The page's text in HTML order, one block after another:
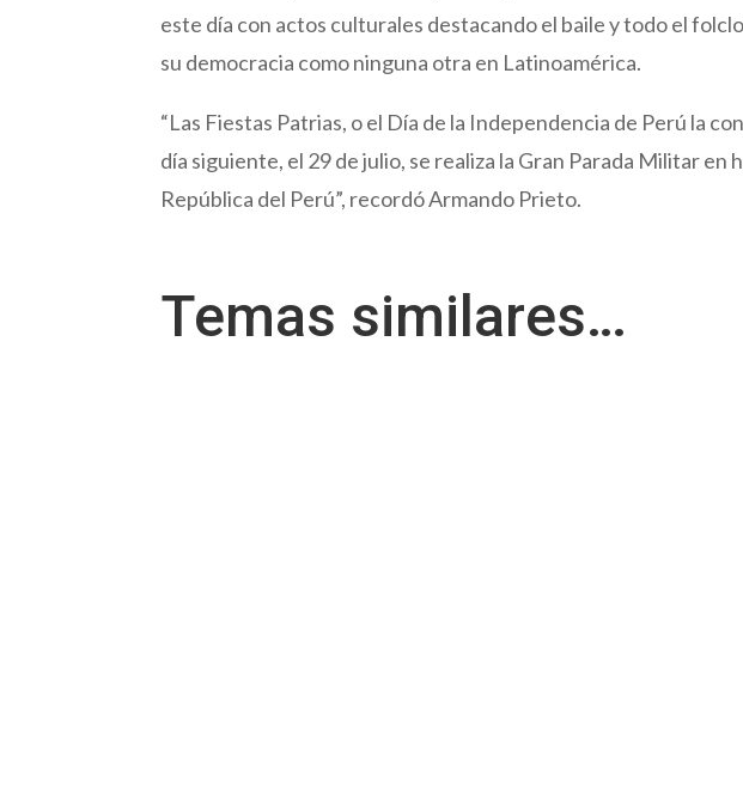
este día con actos culturales destacando el baile y todo el
su democracia como ninguna otra en Latinoamérica.
“Las Fiestas Patrias, o el Día de la Independencia de Perú la
día siguiente, el 29 de julio, se realiza la Gran Parada Militar en
República del Perú”, recordó Armando Prieto.
Temas similares…